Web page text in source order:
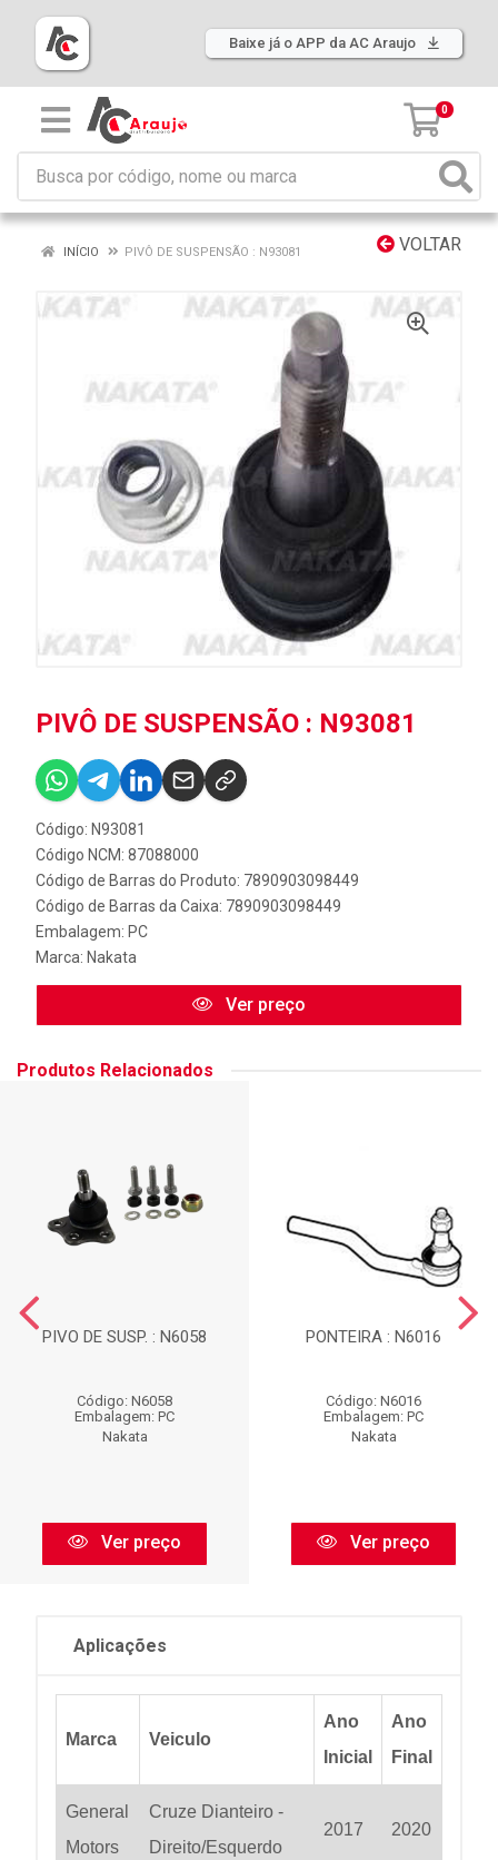
Baixe já o APP da AC Araujo
0
VOLTAR
INÍCIO PIVÔ DE SUSPENSÃO : N93081
PIVÔ DE SUSPENSÃO : N93081
Código: N93081
Código NCM: 87088000
Código de Barras do Produto: 7890903098449
Código de Barras da Caixa: 7890903098449
Embalagem: PC
Marca: Nakata
Ver preço
Produtos Relacionados
PIVO DE SUSP. : N6058
Código: N6058
Embalagem: PC
Nakata
Ver preço
PONTEIRA : N6016
Código: N6016
Embalagem: PC
Nakata
Ver preço
Aplicações
Marca Veiculo
Ano
Inicial
Ano
Final
General
Motors
Cruze Dianteiro -
Direito/Esquerdo
2017 2020